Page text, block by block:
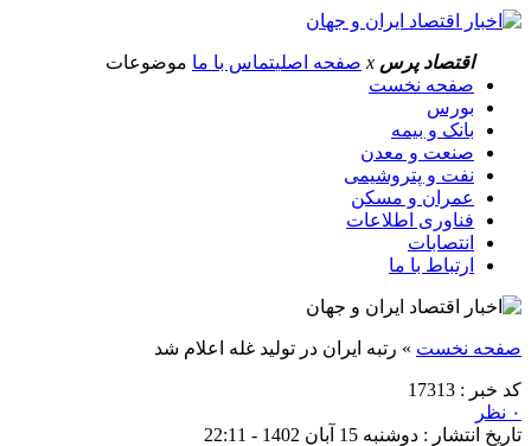
اقتصاد پرس x صفحه اصلیتماس با ما موضوعات
صفحه نخست
بورس
بانک و بیمه
صنعت و معدن
نفت و پتروشیمی
عمران و مسکن
فناوری اطلاعات
انتصابات
ارتباط با ما
صفحه نخست » رتبه ایران در تولید غله اعلام شد
کد خبر : 17313
۰ نظر
تاریخ انتشار : دوشنبه 15 آبان 1402 - 22:11